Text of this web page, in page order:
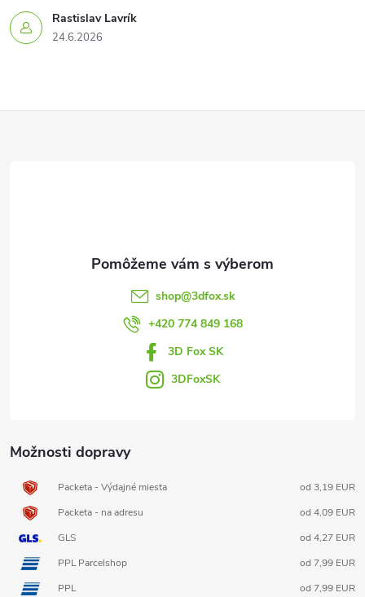
Rastislav Lavrík
24.6.2026
Možnosti dopravy
Packeta - Výdajné miesta
od 3,19 EUR
Packeta - na adresu
od 4,09 EUR
GLS
od 4,27 EUR
PPL Parcelshop
od 7,99 EUR
PPL
od 7,99 EUR
shop@3dfox.sk
+420 774 849 168
3D Fox SK
3DFoxSK